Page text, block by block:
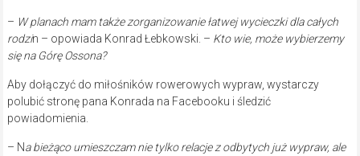
– W planach mam także zorganizowanie łatwej wycieczki dla całych
rodzin – opowiada Konrad Łebkowski. – Kto wie, może wybierzemy
się na Górę Ossona?
Aby dołączyć do miłośników rowerowych wypraw, wystarczy
polubić stronę pana Konrada na Facebooku i śledzić
powiadomienia.
– Na bieżąco umieszczam nie tylko relacje z odbytych już wypraw, ale